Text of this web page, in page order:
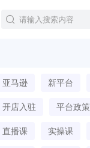
亚马逊 新平台
开店入驻 平台政策
直播课 实操课